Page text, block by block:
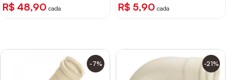
R$ 48,90 cada R$ 5,90 cada
-7% -21%